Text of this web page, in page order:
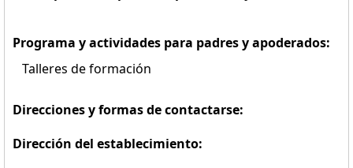
Programa y actividades para padres y apoderados:
Talleres de formación
Direcciones y formas de contactarse:
Dirección del establecimiento: